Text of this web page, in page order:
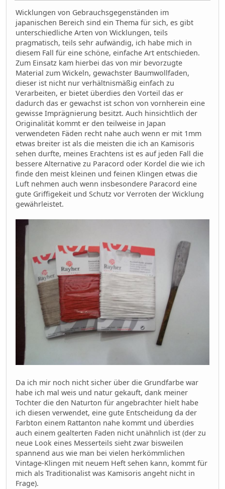
Wicklungen von Gebrauchsgegenständen im
japanischen Bereich sind ein Thema für sich, es gibt
unterschiedliche Arten von Wicklungen, teils
pragmatisch, teils sehr aufwändig, ich habe mich in
diesem Fall für eine schöne, einfache Art entschieden.
Zum Einsatz kam hierbei das von mir bevorzugte
Material zum Wickeln, gewachster Baumwollfaden,
dieser ist nicht nur verhältnismäßig einfach zu
Verarbeiten, er bietet überdies den Vorteil das er
dadurch das er gewachst ist schon von vornherein eine
gewisse Imprägnierung besitzt. Auch hinsichtlich der
Originalität kommt er den teilweise in Japan
verwendeten Fäden recht nahe auch wenn er mit 1mm
etwas breiter ist als die meisten die ich an Kamisoris
sehen durfte, meines Erachtens ist es auf jeden Fall die
bessere Alternative zu Paracord oder Kordel die wie ich
finde den meist kleinen und feinen Klingen etwas die
Luft nehmen auch wenn insbesondere Paracord eine
gute Griffigekeit und Schutz vor Verroten der Wicklung
gewährleistet.
Da ich mir noch nicht sicher über die Grundfarbe war
habe ich mal weis und natur gekauft, dank meiner
Tochter die den Naturton für angebrachter hielt habe
ich diesen verwendet, eine gute Entscheidung da der
Farbton einem Rattanton nahe kommt und überdies
auch einem gealterten Faden nicht unähnlich ist (der zu
neue Look eines Messerteils sieht zwar bisweilen
spannend aus wie man bei vielen herkömmlichen
Vintage-Klingen mit neuem Heft sehen kann, kommt für
mich als Traditionalist was Kamisoris angeht nicht in
Frage).